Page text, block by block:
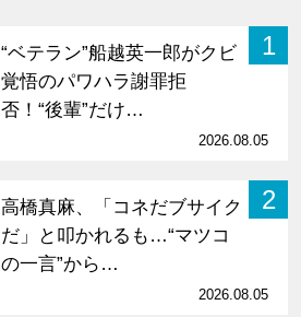
1
“ベテラン”船越英一郎がクビ
覚悟のパワハラ謝罪拒
否！“後輩”だけ…
2026.08.05
2
高橋真麻、「コネだブサイク
だ」と叩かれるも…“マツコ
の一言”から…
2026.08.05